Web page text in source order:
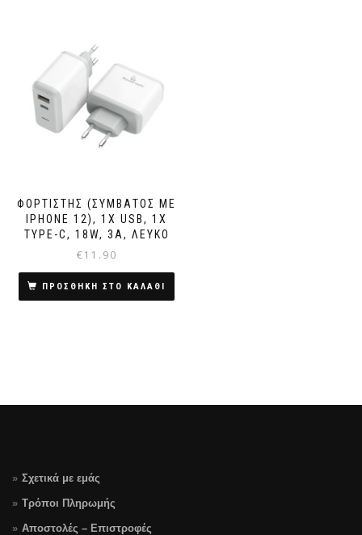
ΦΟΡΤΙΣΤΉΣ (ΣΥΜΒΑΤΌΣ ΜΕ
IPHONE 12), 1X USB, 1X
TYPE-C, 18W, 3A, ΛΕΥΚΌ
€11.90
ΠΡΟΣΘΗΚΗ ΣΤΟ ΚΑΛΑΘΙ
Σχετικά με εμάς
Τρόποι Πληρωμής
Αποστολές – Επιστροφές